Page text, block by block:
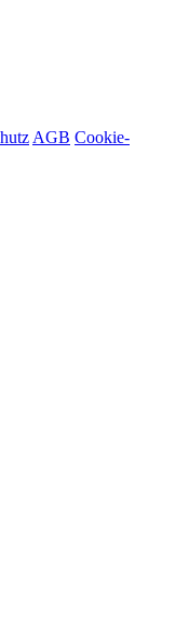
AGB Cookie-